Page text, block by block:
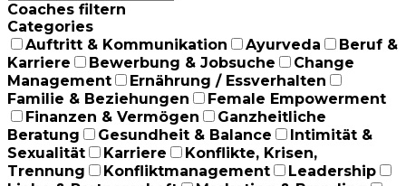
Coaches filtern
Categories
Auftritt & Kommunikation
Ayurveda
Beruf &
Karriere
Bewerbung & Jobsuche
Change
Management
Ernährung / Essverhalten
Familie & Beziehungen
Female Empowerment
Finanzen & Vermögen
Ganzheitliche
Beratung
Gesundheit & Balance
Intimität &
Sexualität
Karriere
Konflikte, Krisen,
Trennung
Konfliktmanagement
Leadership